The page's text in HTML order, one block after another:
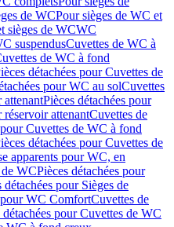
de WCPour sièges de WC et
sièges de WCWC
suspendusCuvettes de WC à
de WC à fond
détachées pour Cuvettes de
pour WC au solCuvettes
Pièces détachées pour
attenantCuvettes de
Cuvettes de WC à fond
détachées pour Cuvettes de
apparents pour WC, en
de WCPièces détachées pour
détachées pour Sièges de
pour WC ComfortCuvettes de
détachées pour Cuvettes de WC